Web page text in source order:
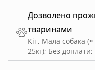
Дозволено
тваринами
Кіт, Мала собака
25кг); Без доплати;